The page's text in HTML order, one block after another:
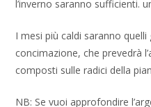
l’inverno saranno sufficienti.
I mesi più caldi saranno
concimazione, che prevedrà
composti sulle radici della
NB: Se vuoi approfondire